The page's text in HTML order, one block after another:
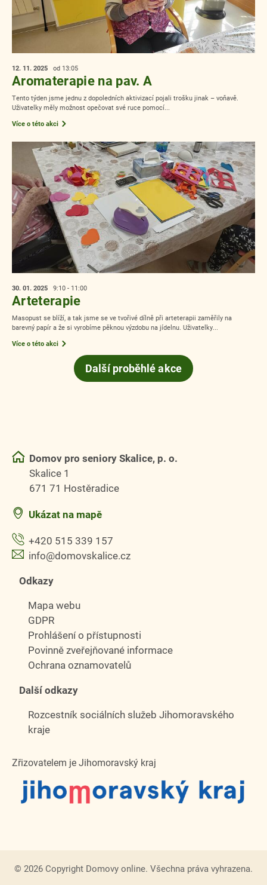
12. 11. 2025 od 13:05
Aromaterapie na pav. A
Tento týden jsme jednu z dopoledních aktivizací pojali trošku jinak – voňavě.
Uživatelky měly možnost opečovat své ruce pomocí...
Více o této akci
30. 01. 2025 9:10 - 11:00
Arteterapie
Masopust se blíží, a tak jsme se ve tvořivé dílně při arteterapii zaměřily na
barevný papír a že si vyrobíme pěknou výzdobu na jídelnu. Uživatelky...
Více o této akci
Další proběhlé akce
Domov pro seniory Skalice, p. o.
Skalice 1
671 71 Hostěradice
Ukázat na mapě
+420 515 339 157
info@domovskalice.cz
Odkazy
Mapa webu
GDPR
Prohlášení o přístupnosti
Povinně zveřejňované informace
Ochrana oznamovatelů
Další odkazy
Rozcestník sociálních služeb Jihomoravského
kraje
Zřizovatelem je Jihomoravský kraj
© 2026 Copyright Domovy online. Všechna práva vyhrazena.